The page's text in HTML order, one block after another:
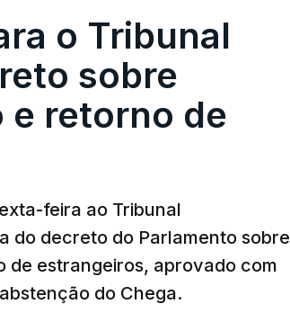
o Tribunal
sobre
e retorno de
feira ao Tribunal
do decreto do Parlamento sobre
de estrangeiros, aprovado com
do Chega.